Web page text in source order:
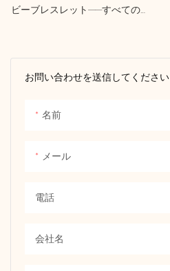
お問い合わせを送信してください
名前
メール
電話
会社名
ブレスレット バブルリンク
ビーブレスレット——すべての